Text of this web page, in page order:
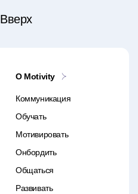
Вверх
O Motivity
Коммуникация
Обучать
Мотивировать
Онбордить
Общаться
Развивать